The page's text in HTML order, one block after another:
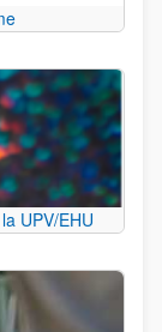
UPV/EHU